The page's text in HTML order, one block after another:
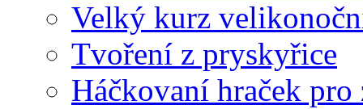
Velký kurz
Tvoření z pryskyřice
Háčkovaní hraček pro